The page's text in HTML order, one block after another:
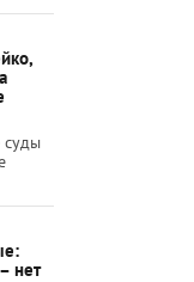
суды
нет